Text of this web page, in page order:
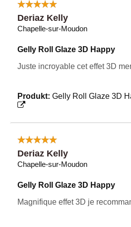
Deriaz Kelly
Chapelle-sur-Moudon
Gelly Roll Glaze 3D Happy
Juste incroyable cet effet 3D
Produkt: Gelly Roll Glaze 3D
Deriaz Kelly
Chapelle-sur-Moudon
Gelly Roll Glaze 3D Happy
Magnifique effet 3D je